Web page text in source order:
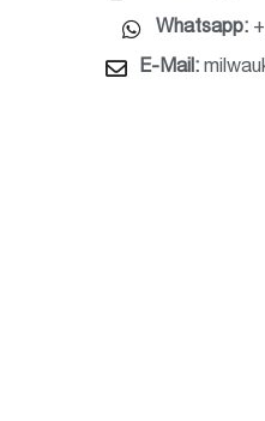
Whatsapp:
E-Mail: